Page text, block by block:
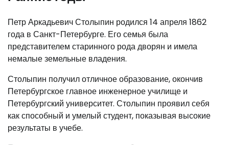
Петр Аркадьевич Столыпин родился 14 апреля 1862
года в Санкт-Петербурге. Его семья была
представителем старинного рода дворян и имела
немалые земельные владения.
Столыпин получил отличное образование, окончив
Петербургское главное инженерное училище и
Петербургский университет. Столыпин проявил себя
как способный и умелый студент, показывая высокие
результаты в учебе.